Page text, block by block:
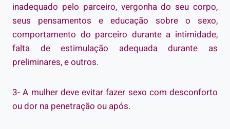
inadequado pelo parceiro, vergonha do seu corpo,
seus pensamentos e educação sobre o sexo,
comportamento do parceiro durante a intimidade,
falta de estimulação adequada durante as
preliminares, e outros.
3- A mulher deve evitar fazer sexo com desconforto
ou dor na penetração ou após.